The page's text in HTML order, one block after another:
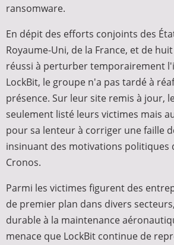
ransomware.
En dépit des efforts conjoints des
Royaume-Uni, de la France, et de
réussi à perturber temporairement
LockBit, le groupe n'a pas tardé à
présence. Sur leur site remis à jour,
seulement listé leurs victimes mais
pour sa lenteur à corriger une faille
insinuant des motivations
Cronos.
Parmi les victimes figurent des
de premier plan dans divers
durable à la maintenance
menace que LockBit continue de